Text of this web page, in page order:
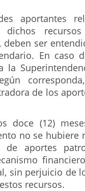
aportantes
dichos
ser
En caso
de los
doce (12)
no se hubiere
de aportes
sin perjuicio de
recursos.